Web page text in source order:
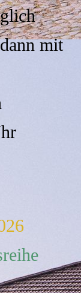
mit